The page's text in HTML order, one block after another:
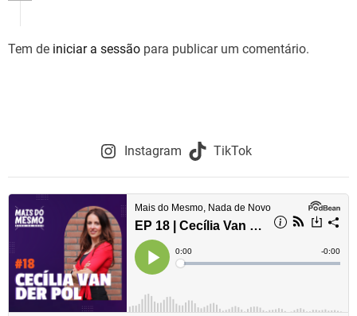
Tem de iniciar a sessão para publicar um comentário.
Instagram TikTok